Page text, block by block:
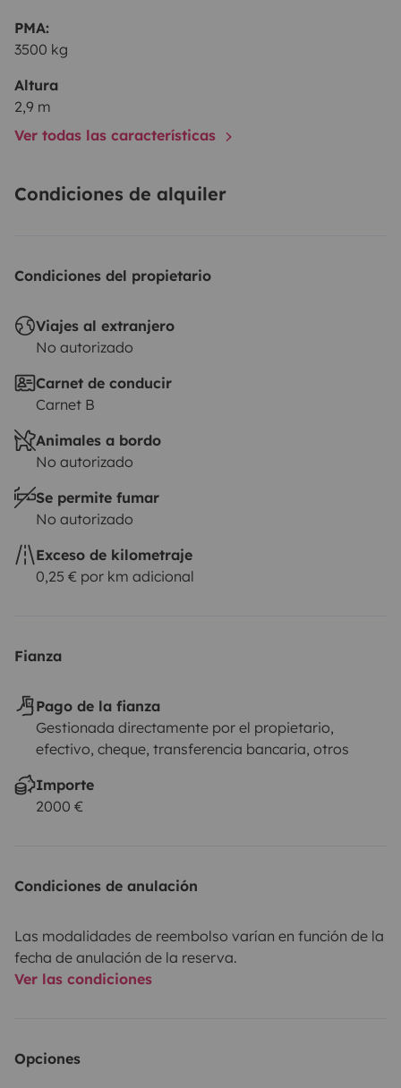
PMA:
3500 kg
Altura
2,9 m
Ver todas las características
Condiciones de alquiler
Condiciones del propietario
Viajes al extranjero
No autorizado
Carnet de conducir
Carnet B
Animales a bordo
No autorizado
Se permite fumar
No autorizado
Exceso de kilometraje
0,25 € por km adicional
Fianza
Pago de la fianza
Gestionada directamente por el propietario,
efectivo, cheque, transferencia bancaria, otros
Importe
2000 €
Condiciones de anulación
Las modalidades de reembolso varían en función de la
fecha de anulación de la reserva.
Ver las condiciones
Opciones